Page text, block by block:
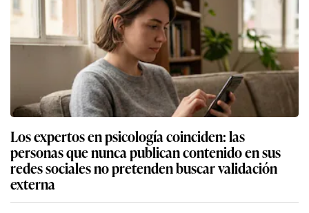
Los expertos en psicología coinciden: las
personas que nunca publican contenido en sus
redes sociales no pretenden buscar validación
externa